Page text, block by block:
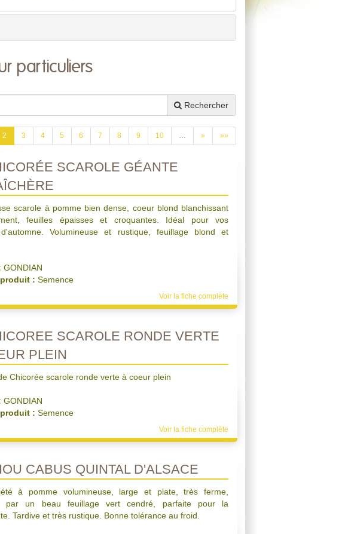
particuliers
Rechercher
2 3 4 5 6 7 8 9 10 … » »»
SCAROLE GÉANTE
scarole à pomme bien dense, coeur blond blanchissant
feuilles épaisses et croquantes. Idéal pour vos
Volumineuse et rustique, feuillage blond et
GONDIAN
: Semence
Voir la fiche complète
SCAROLE RONDE VERTE
PLEIN
Chicorée scarole ronde verte à coeur plein
GONDIAN
: Semence
Voir la fiche complète
CABUS QUINTAL D'ALSACE
à pomme volumineuse, large et plate, très ferme,
par un beau feuillage vert cendré, parfaite pour la
Tardive et très rustique. Bonne tolérance au froid.